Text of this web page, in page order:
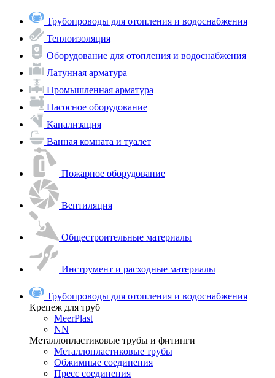
Трубопроводы для отопления и водоснабжения
Теплоизоляция
Оборудование для отопления и водоснабжения
Латунная арматура
Промышленная арматура
Насосное оборудование
Канализация
Ванная комната и туалет
Пожарное оборудование
Вентиляция
Общестроительные материалы
Инструмент и расходные материалы
Трубопроводы для отопления и водоснабжения
Крепеж для труб
MeerPlast
NN
Металлопластиковые трубы и фитинги
Металлопластиковые трубы
Обжимные соединения
Пресс соединения